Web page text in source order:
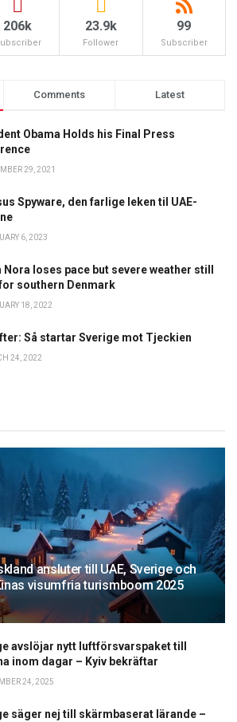
206k 23.9k
Follower
99
Subscriber
Comments Latest
Obama Holds his Final Press
29, 2021
Spyware, den farlige leken til UAE-
6, 2023
loses pace but severe weather still
southern Denmark
18, 2022
Så startar Sverige mot Tjeckien
24, 2022
ansluter till UAE, Sverige och
visumfria turismboom 2025
avslöjar nytt luftförsvarspaket till
inom dagar – Kyiv bekräftar
24, 2025
säger nej till skärmbaserat lärande –